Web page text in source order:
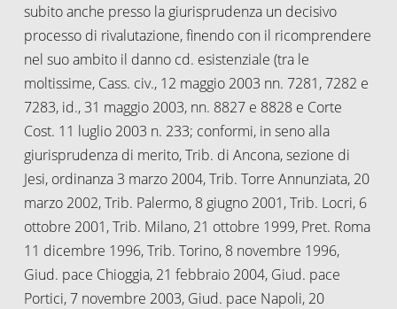
subito anche presso la giurisprudenza un decisivo
processo di rivalutazione, finendo con il ricomprendere
nel suo ambito il danno cd. esistenziale (tra le
moltissime, Cass. civ., 12 maggio 2003 nn. 7281, 7282 e
7283, id., 31 maggio 2003, nn. 8827 e 8828 e Corte
Cost. 11 luglio 2003 n. 233; conformi, in seno alla
giurisprudenza di merito, Trib. di Ancona, sezione di
Jesi, ordinanza 3 marzo 2004, Trib. Torre Annunziata, 20
marzo 2002, Trib. Palermo, 8 giugno 2001, Trib. Locri, 6
ottobre 2001, Trib. Milano, 21 ottobre 1999, Pret. Roma
11 dicembre 1996, Trib. Torino, 8 novembre 1996,
Giud. pace Chioggia, 21 febbraio 2004, Giud. pace
Portici, 7 novembre 2003, Giud. pace Napoli, 20